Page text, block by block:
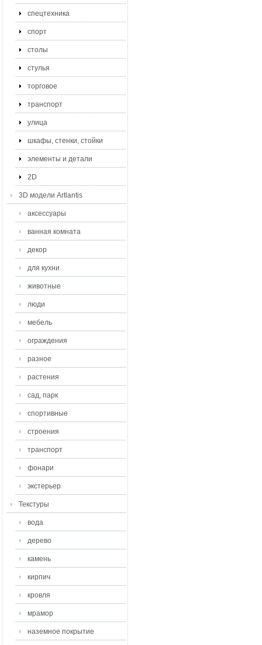
спецтехника
спорт
столы
стулья
торговое
транспорт
улица
шкафы, стенки, стойки
элементы и детали
2D
3D модели Artlantis
аксессуары
ванная комната
декор
для кухни
животные
люди
мебель
ограждения
разное
растения
сад, парк
спортивные
строения
транспорт
фонари
экстерьер
Текстуры
вода
дерево
камень
кирпич
кровля
мрамор
наземное покрытие